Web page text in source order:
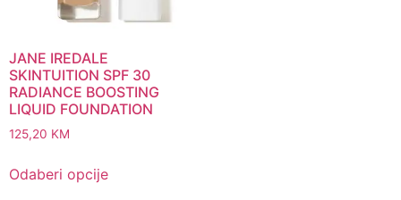
JANE IREDALE
SKINTUITION SPF 30
RADIANCE BOOSTING
LIQUID FOUNDATION
125,20 KM
Odaberi opcije